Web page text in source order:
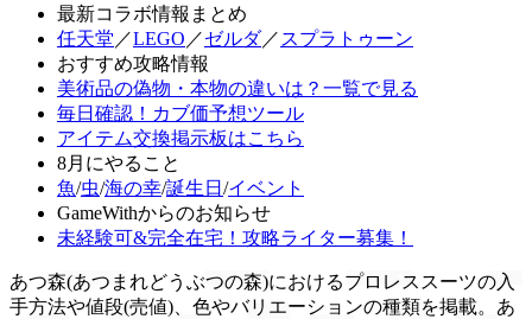
最新コラボ情報まとめ
任天堂 ／LEGO ／ゼルダ／ スプラトゥーン
おすすめ攻略情報
美術品の偽物・本物の違いは？一覧で見る
毎日確認！カブ価予想ツール
アイテム交換掲示板はこちら
8月にやること
魚/虫/海の幸/誕生日 /イベント
GameWithからのお知らせ
未経験可&完全在宅！攻略ライター募集！
あつ森(あつまれどうぶつの森)におけるプロレススーツの入
手方法や値段(売値)、色やバリエーションの種類を掲載。あ